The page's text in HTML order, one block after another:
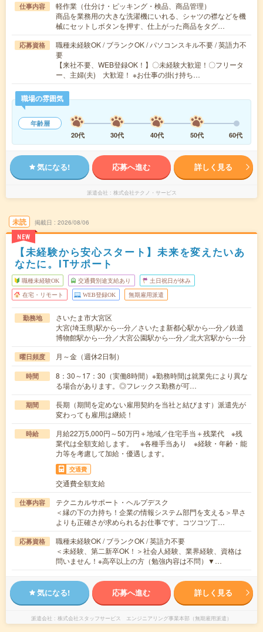
仕事内容
軽作業（仕分け・ピッキング・検品、商品管理）
商品を業務用の大きな洗濯機にいれる、シャツの襟などを機
械にセットしボタンを押す、仕上がった商品をタグ…
応募資格
職種未経験OK / ブランクOK / パソコンスキル不要 / 英語力不
要
【来社不要、WEB登録OK！】〇未経験大歓迎！〇フリータ
ー、主婦(夫) 大歓迎！ ※お仕事の掛け持ち…
職場の雰囲気
年齢層
20代
30代 40代 50代 60代
気になる! 応募へ進む 詳しく見る
派遣会社 株式会社テクノ・サービス
未読
NEW
掲載日 2026/08/06
【未経験から安心スタート】未来を変えたいあ
なたに。ITサポート
職種未経験OK 交通費別途支給あり 土日祝日が休み
在宅・リモート WEB登録OK 無期雇用派遣
勤務地
さいたま市大宮区
大宮(埼玉県)駅から---分／さいたま新都心駅から---分／鉄道
博物館駅から---分／大宮公園駅から---分／北大宮駅から---分
曜日頻度 月～金（週休2日制）
時間
8：30～17：30（実働8時間）※勤務時間は就業先により異な
る場合があります。◎フレックス勤務が可…
期間
長期（期間を定めない雇用契約を当社と結びます）派遣先が
変わっても雇用は継続！
時給
月給22万5,000円～50万円＋地域／住宅手当＋残業代 ※残
業代は全額支給します。 ※各種手当あり ※経験・年齢・能
力等を考慮して加給・優遇します。
交通費
交通費全額支給
仕事内容
テクニカルサポート・ヘルプデスク
＜縁の下の力持ち！企業の情報システム部門を支える＞早さ
よりも正確さが求められるお仕事です。コツコツ丁…
応募資格
職種未経験OK / ブランクOK / 英語力不要
＜未経験、第二新卒OK！＞社会人経験、業界経験、資格は
問いません！※高卒以上の方（勉強内容は不問）▼…
気になる! 応募へ進む 詳しく見る
派遣会社 株式会社スタッフサービス エンジニアリング事業本部（無期雇用派遣）